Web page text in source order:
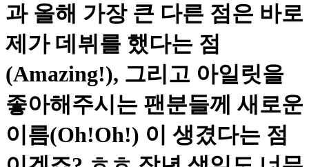
과 올해 가장 큰 다른 점은 바로
제가 데뷔를 했다는 점
(Amazing!), 그리고 아일릿을
좋아해주시는 팬분들께 새로운
이름(Oh!Oh!) 이 생겼다는 점